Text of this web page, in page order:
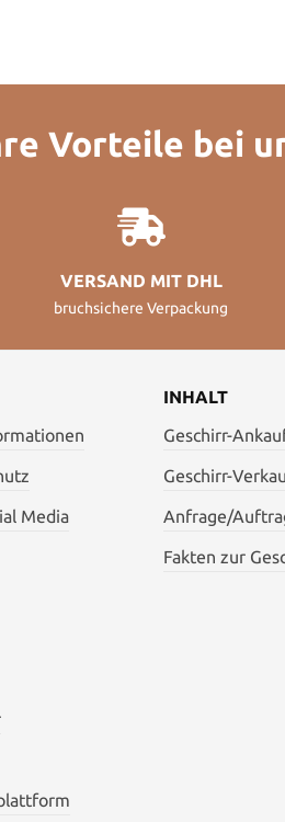
Vorteile bei
VERSAND MIT DHL
bruchsichere Verpackung
Media
INHALT
Geschirr-
Geschirr-
Anfrage/
Fakten zur